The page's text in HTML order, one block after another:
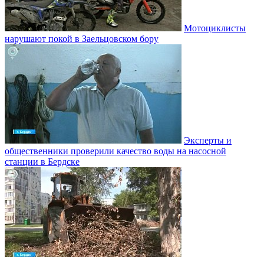
Мотоциклисты
нарушают покой в Заельцовском бору
Эксперты и
общественники проверили качество воды на насосной
станции в Бердске